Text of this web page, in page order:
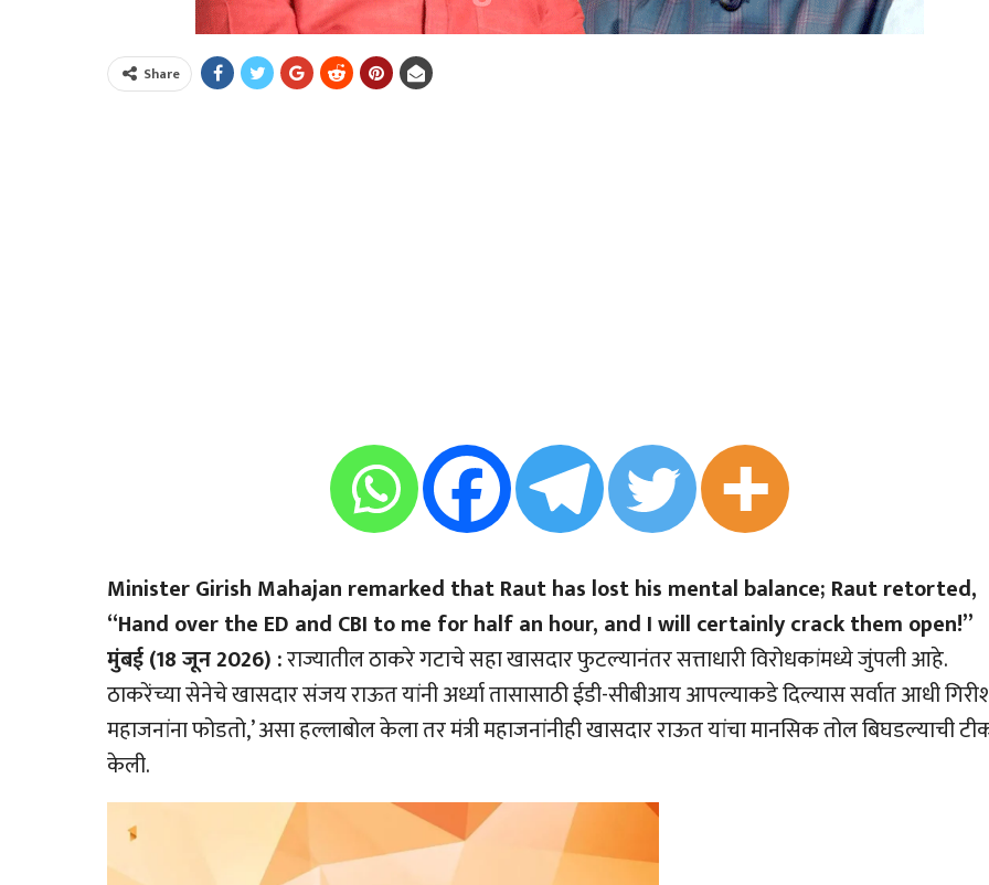
Share
Minister Girish Mahajan remarked that Raut has lost his mental balance; Raut retorted,
“Hand over the ED and CBI to me for half an hour, and I will certainly crack them open!”
मुंबई (18 जून 2026) :राज्यातील ठाकरे गटाचे सहा खासदार फुटल्यानंतर सत्ताधारी विरोधकांमध्ये जुंपली आहे.
ठाकरेंच्या सेनेचे खासदार संजय राऊत यांनी अर्ध्या तासासाठी ईडी-सीबीआय आपल्याकडे दिल्यास सर्वात आधी
महाजनांना फोडतो,’ असा हल्लाबोल केला तर मंत्री महाजनांनीही खासदार राऊत यांचा मानसिक तोल बिघडल्याची
केली.